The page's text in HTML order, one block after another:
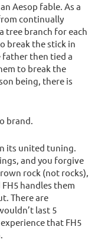
Aesop fable. As a
continually
tree branch for each
break the stick in
father then tied a
to break the
being, there is
brand.
its united tuning.
and you forgive
rock (not rocks),
handles them
There are
last 5
that FH5